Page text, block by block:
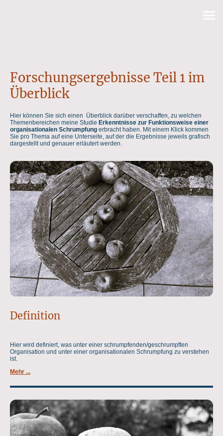
Forschungsergebnisse Teil 1 im
Überblick
Hier können Sie sich einen Überblick darüber verschaffen, zu welchen
Themenbereichen meine Studie Erkenntnisse zur Funktionsweise einer
organisationalen Schrumpfung erbracht haben. Mit einem Klick kommen
Sie pro Thema auf eine Unterseite, auf der die Ergebnisse jeweils grafisch
dargestellt und genauer erläutert werden.
Definition
Hier wird definiert, was unter einer schrumpfenden/geschrumpften
Organisation und unter einer organisationalen Schrumpfung zu verstehen
ist.
Mehr ...